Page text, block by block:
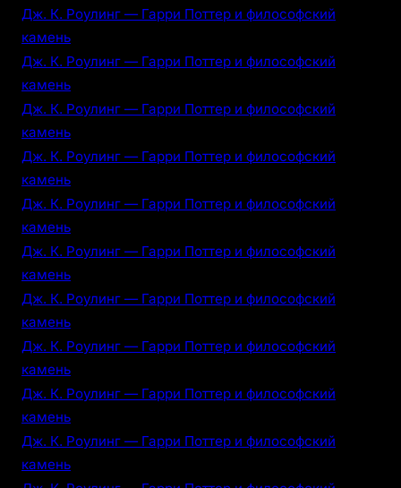
Дж. К. Роулинг — Гарри Поттер и философский
камень
Дж. К. Роулинг — Гарри Поттер и философский
камень
Дж. К. Роулинг — Гарри Поттер и философский
камень
Дж. К. Роулинг — Гарри Поттер и философский
камень
Дж. К. Роулинг — Гарри Поттер и философский
камень
Дж. К. Роулинг — Гарри Поттер и философский
камень
Дж. К. Роулинг — Гарри Поттер и философский
камень
Дж. К. Роулинг — Гарри Поттер и философский
камень
Дж. К. Роулинг — Гарри Поттер и философский
камень
Дж. К. Роулинг — Гарри Поттер и философский
камень